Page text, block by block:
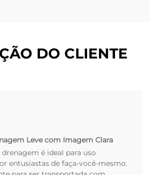
DO CLIENTE
Leve com Imagem Clara
drenagem é ideal para uso
entusiastas de faça-você-mesmo.